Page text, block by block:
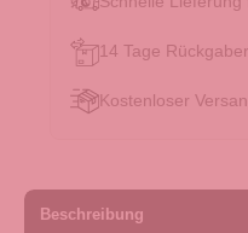
14 Tage
Kostenloser
Beschreibung